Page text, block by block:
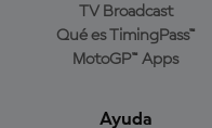
TV Broadcast
Qué es TimingPass™
MotoGP™ Apps
Ayuda